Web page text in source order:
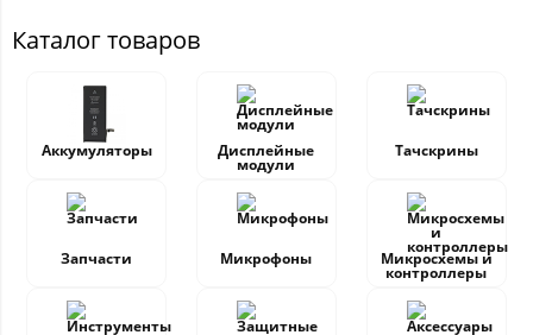
Каталог товаров
Аккумуляторы Дисплейные
модули
Тачскрины
Запчасти Микрофоны Микросхемы и
контроллеры